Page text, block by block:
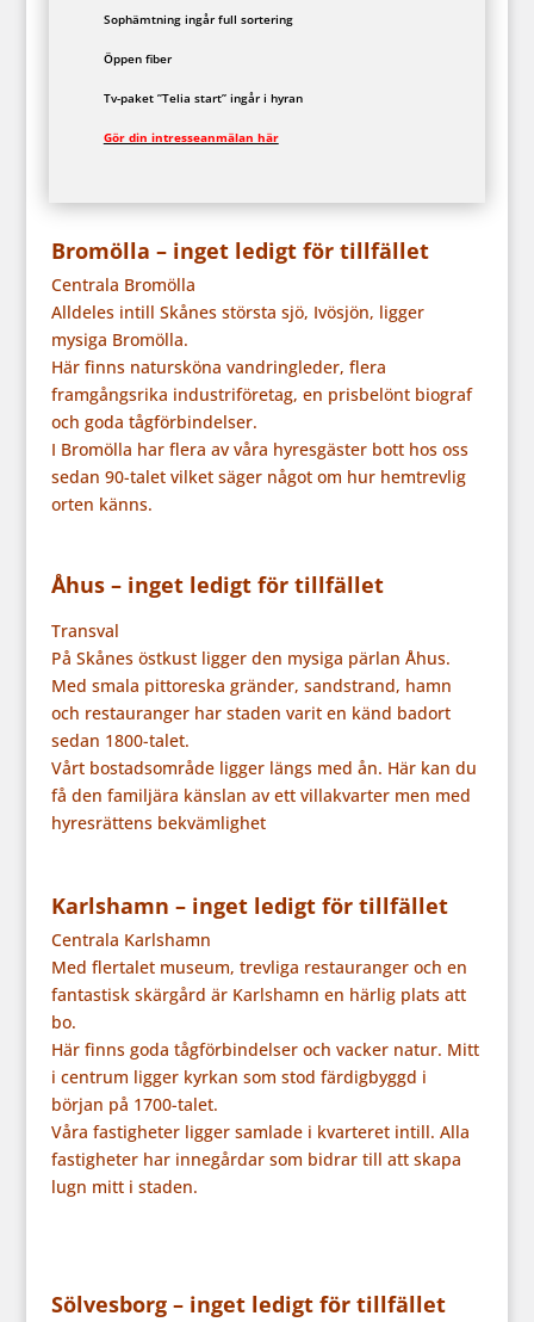
Sophämtning ingår full sortering
Öppen fiber
Tv-paket ”Telia start” ingår i hyran
Gör din intresseanmälan här
Bromölla – inget ledigt för tillfället
Centrala Bromölla
Alldeles intill Skånes största sjö, Ivösjön, ligger
mysiga Bromölla.
Här finns natursköna vandringleder, flera
framgångsrika industriföretag, en prisbelönt biograf
och goda tågförbindelser.
I Bromölla har flera av våra hyresgäster bott hos oss
sedan 90-talet vilket säger något om hur hemtrevlig
orten känns.
Åhus – inget ledigt för tillfället
Transval
På Skånes östkust ligger den mysiga pärlan Åhus.
Med smala pittoreska gränder, sandstrand, hamn
och restauranger har staden varit en känd badort
sedan 1800-talet.
Vårt bostadsområde ligger längs med ån. Här kan du
få den familjära känslan av ett villakvarter men med
hyresrättens bekvämlighet
Karlshamn – inget ledigt för tillfället
Centrala Karlshamn
Med flertalet museum, trevliga restauranger och en
fantastisk skärgård är Karlshamn en härlig plats att
bo.
Här finns goda tågförbindelser och vacker natur. Mitt
i centrum ligger kyrkan som stod färdigbyggd i
början på 1700-talet.
Våra fastigheter ligger samlade i kvarteret intill. Alla
fastigheter har innegårdar som bidrar till att skapa
lugn mitt i staden.
Sölvesborg – inget ledigt för tillfället